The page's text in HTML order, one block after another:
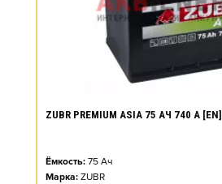
ZUBR PREMIUM ASIA 75 АЧ 740 А
Ёмкость: 75 Ач
Марка: ZUBR